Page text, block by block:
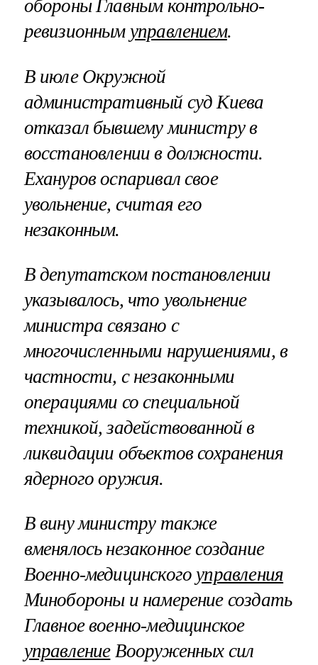
обороны Главным контрольно-
ревизионным управлением.
В июле Окружной
административный суд Киева
отказал бывшему министру в
восстановлении в должности.
Ехануров оспаривал свое
увольнение, считая его
незаконным.
В депутатском постановлении
указывалось, что увольнение
министра связано с
многочисленными нарушениями, в
частности, с незаконными
операциями со специальной
техникой, задействованной в
ликвидации объектов сохранения
ядерного оружия.
В вину министру также
вменялось незаконное создание
Военно-медицинскогоуправления
Минобороны и намерение создать
Главное военно-медицинское
управлениеВооруженных сил